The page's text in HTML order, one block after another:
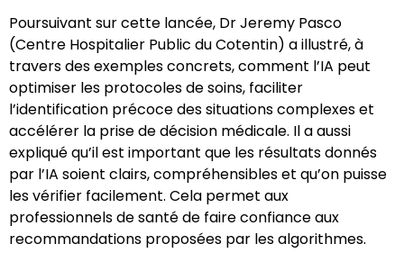
Poursuivant sur cette lancée, Dr Jeremy Pasco
(Centre Hospitalier Public du Cotentin) a illustré, à
travers des exemples concrets, comment l’IA peut
optimiser les protocoles de soins, faciliter
l’identification précoce des situations complexes et
accélérer la prise de décision médicale. Il a aussi
expliqué qu’il est important que les résultats donnés
par l’IA soient clairs, compréhensibles et qu’on puisse
les vérifier facilement. Cela permet aux
professionnels de santé de faire confiance aux
recommandations proposées par les algorithmes.